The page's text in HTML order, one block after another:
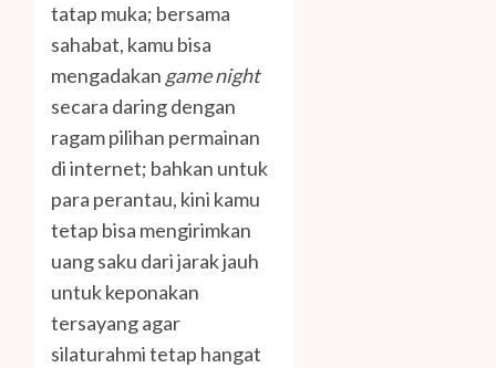
tatap muka; bersama
sahabat, kamu bisa
mengadakan game night
secara daring dengan
ragam pilihan permainan
di internet; bahkan untuk
para perantau, kini kamu
tetap bisa mengirimkan
uang saku dari jarak jauh
untuk keponakan
tersayang agar
silaturahmi tetap hangat